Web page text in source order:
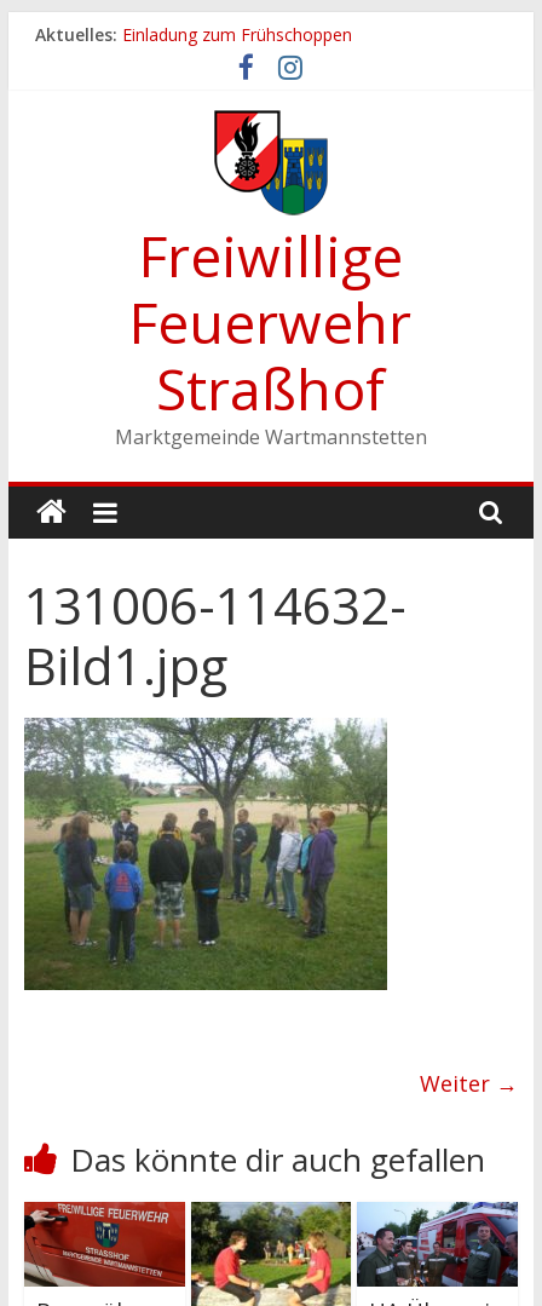
ZumAktuelles: Einladung zum Frühschoppen
Dichtheitsprobe der Löschleitungen
Fronleichnamsprozession
Feuerwehrfest 2026
Ferienspiel der Marktgemeinde Wartmannstetten
Freiwillige
Feuerwehr
Straßhof
Marktgemeinde Wartmannstetten
131006-114632-
Bild1.jpg
Weiter →
Das könnte dir auch gefallen